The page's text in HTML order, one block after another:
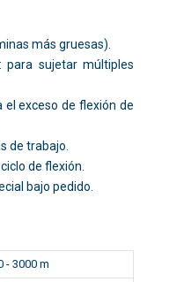
más gruesas).
para sujetar múltiples
el exceso de flexión de
de trabajo.
de flexión.
bajo pedido.
- 3000 m